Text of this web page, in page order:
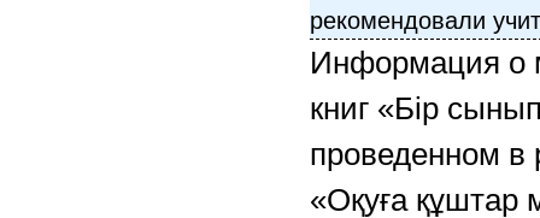
рекомендовали
Информация о
книг «Бір
проведенном в
«Оқуға құштар